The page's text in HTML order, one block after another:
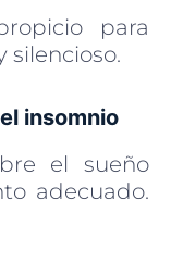
para
silencioso.
insomnio
el sueño
adecuado.